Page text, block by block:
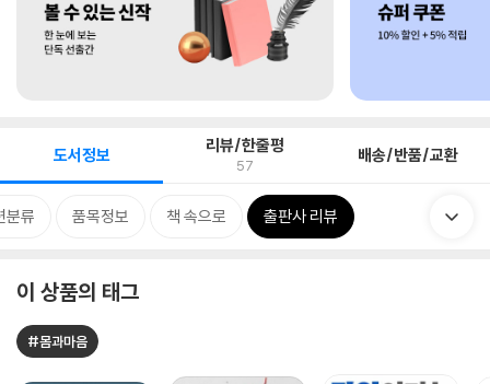
도서정보 리뷰/한줄평
57 배송/반품/교환
분류 품목정보 책 속으로 출판사 리뷰
이 상품의 태그
#몸과마음